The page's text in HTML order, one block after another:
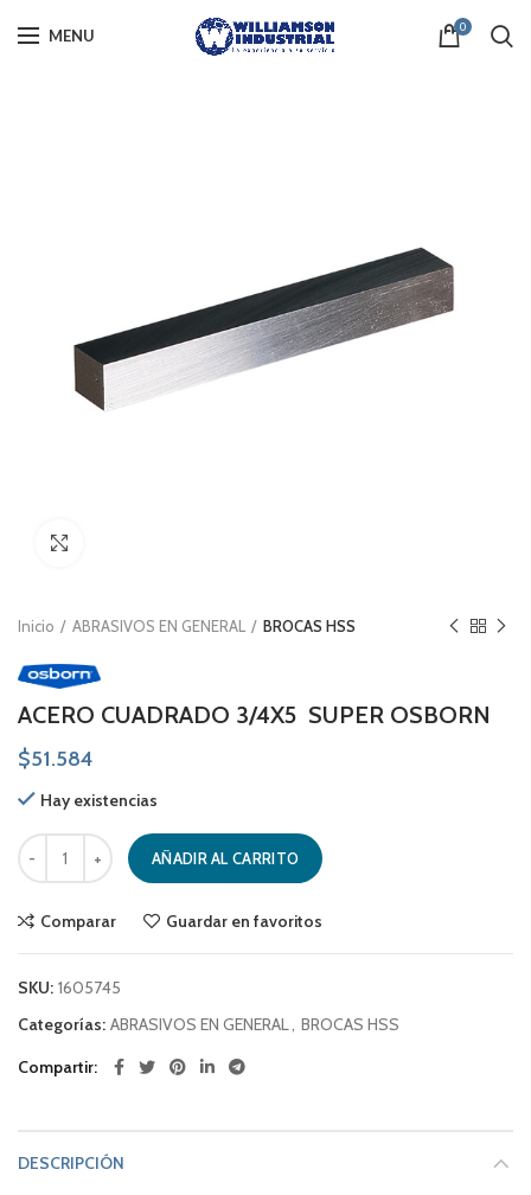
MENU 0
Inicio ABRASIVOS EN GENERAL BROCAS HSS
ACERO CUADRADO 3/4X5 SUPER OSBORN
$51.584
Hay existencias
ACERO CUADRADO 3/4X5 SUPER OSBORN cantidad
AÑADIR AL CARRITO
Comparar Guardar en favoritos
SKU: 1605745
Categorías: ABRASIVOS EN GENERAL, BROCAS HSS
Compartir
DESCRIPCIÓN